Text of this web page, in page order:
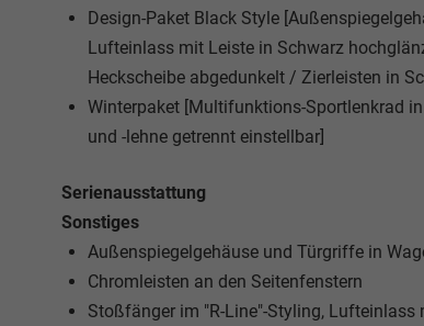
Design-Paket Black Style
Lufteinlass mit Leiste in Schwarz
Heckscheibe abgedunkelt / Zierleisten in
Winterpaket [Multifunktions-Sportlenkrad
und -lehne getrennt einstellbar]
Serienausstattung
Sonstiges
Außenspiegelgehäuse und Türgriffe in
Chromleisten an den Seitenfenstern
Stoßfänger im "R-Line"-Styling, Lufteinlass